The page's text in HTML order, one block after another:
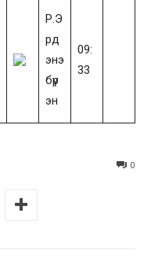
Р.Э
рд
энэ
бүр
эн
09:
33
0